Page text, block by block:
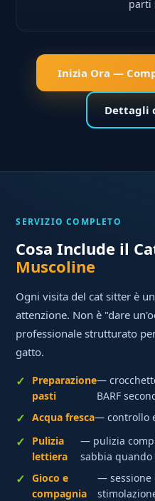
parti
Inizia Ora —
Dettagli
SERVIZIO COMPLETO
Cosa Include il
Muscoline
Ogni visita del cat sitter è
attenzione. Non è "dare
professionale strutturato
gatto.
Preparazione
pasti
—
BARF
Acqua fresca— controllo
Pulizia
lettiera
— pulizia
sabbia quando
Gioco e
compagnia
— sessione